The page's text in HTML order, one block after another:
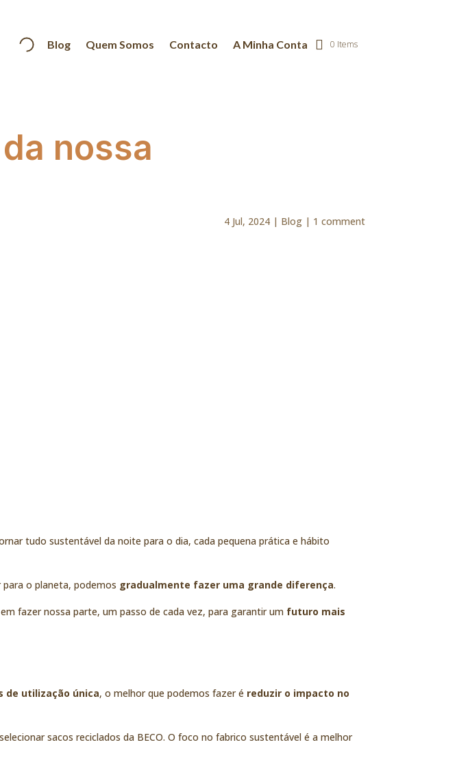
Blog Quem Somos Contacto A Minha Conta 0 Items
nossa
4 Jul, 2024| Blog| 1 comment
tudo sustentável da noite para o dia, cada pequena prática e hábito
o planeta, podemos gradualmente fazer uma grande diferença.
fazer nossa parte, um passo de cada vez, para garantir um futuro mais
de utilização única, o melhor que podemos fazer é reduzir o impacto no
sacos reciclados da BECO. O foco no fabrico sustentável é a melhor